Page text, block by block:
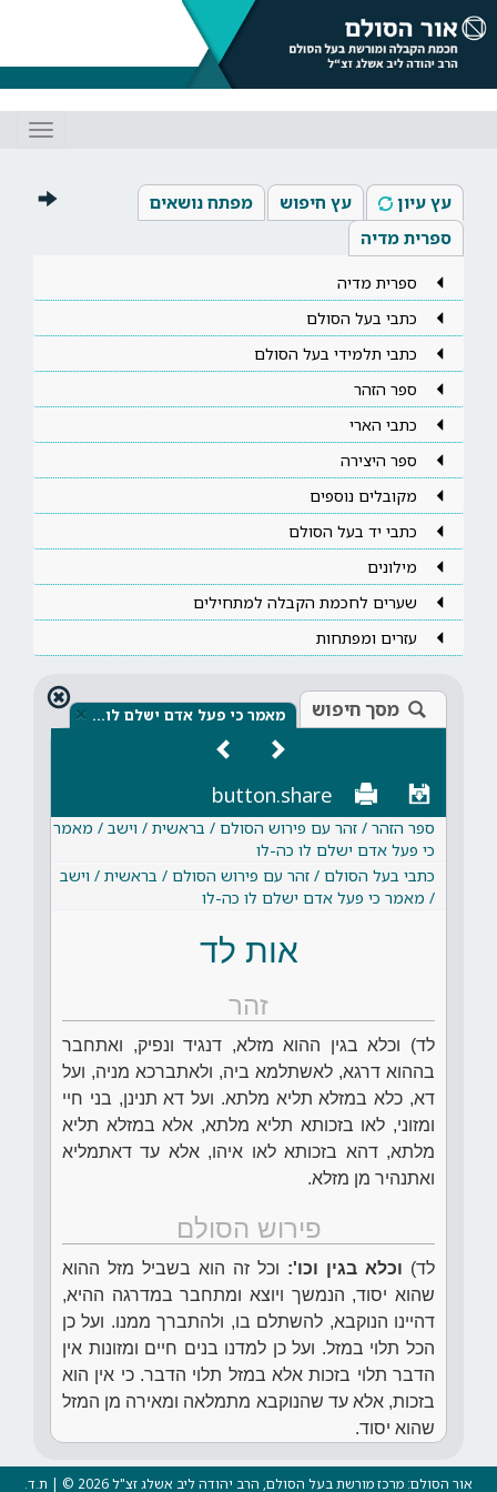
עץ עיון עץ חיפוש
מפתח נושאים
ספרית מדיה
ספרית מדיה
כתבי בעל הסולם
כתבי תלמידי בעל הסולם
ספר הזהר
כתבי הארי
ספר היצירה
מקובלים נוספים
כתבי יד בעל הסולם
מילונים
שערים לחכמת הקבלה למתחילים
עזרים ומפתחות
מסך חיפוש מאמר כי פעל אדם ישלם לו… ×
button.share
ספר הזהר / זהר עם פירוש הסולם / בראשית / וישב / מאמר
כי פעל אדם ישלם לו כה-לו
כתבי בעל הסולם / זהר עם פירוש הסולם / בראשית / וישב
/ מאמר כי פעל אדם ישלם לו כה-לו
אות לד
זהר
לד) וכלא בגין ההוא מזלא, דנגיד ונפיק, ואתחבר
בההוא דרגא, לאשתלמא ביה, ולאתברכא מניה, ועל
דא, כלא במזלא תליא מלתא. ועל דא תנינן, בני חיי
ומזוני, לאו בזכותא תליא מלתא, אלא במזלא תליא
מלתא, דהא בזכותא לאו איהו, אלא עד דאתמליא
ואתנהיר מן מזלא.
פירוש הסולם
לד) וכלא בגין וכו': וכל זה הוא בשביל מזל ההוא
שהוא יסוד, הנמשך ויוצא ומתחבר במדרגה ההיא,
דהיינו הנוקבא, להשתלם בו, ולהתברך ממנו. ועל כן
הכל תלוי במזל. ועל כן למדנו בנים חיים ומזונות אין
הדבר תלוי בזכות אלא במזל תלוי הדבר. כי אין הוא
בזכות, אלא עד שהנוקבא מתמלאה ומאירה מן המזל
שהוא יסוד.
אור הסולם: מרכז מורשת בעל הסולם, הרב יהודה ליב אשלג זצ"ל 2026 © | ת.ד.